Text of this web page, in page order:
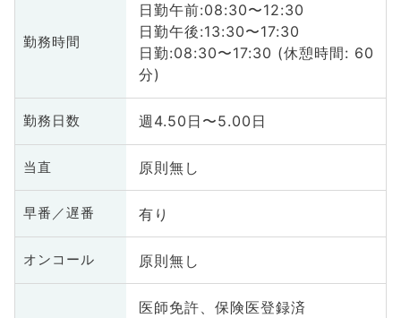
勤務時間
日勤午前:08:30〜12:30
日勤午後:13:30〜17:30
日勤:08:30〜17:30 (休憩時間: 60
分)
勤務日数 週4.50日〜5.00日
当直 原則無し
早番／遅番 有り
オンコール 原則無し
医師免許、保険医登録済